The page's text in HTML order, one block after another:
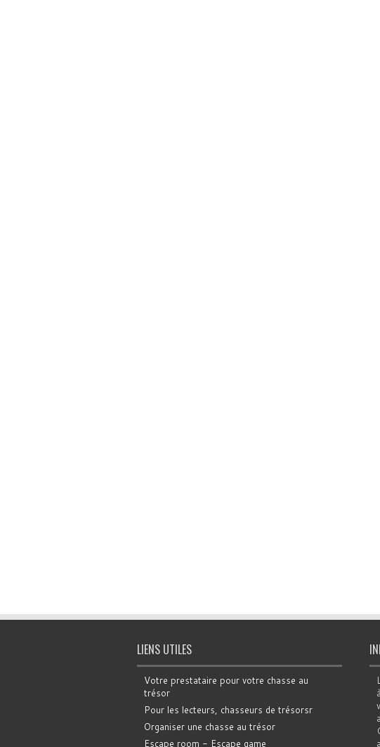
LIENS UTILES
Votre prestataire pour votre chasse au
trésor
Pour les lecteurs, chasseurs de trésorsr
Organiser une chasse au trésor
Escape room - Escape game